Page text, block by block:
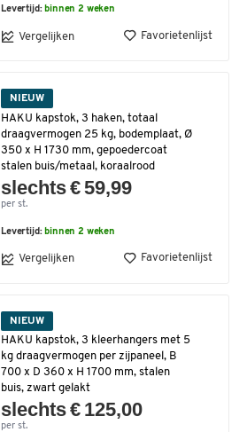
Levertijd: binnen 2 weken
Vergelijken Favorietenlijst
NIEUW
HAKU kapstok, 3 haken, totaal
draagvermogen 25 kg, bodemplaat, Ø
350 x H 1730 mm, gepoedercoat
stalen buis/metaal, koraalrood
slechts € 59,99
per st.
Levertijd: binnen 2 weken
Vergelijken Favorietenlijst
NIEUW
HAKU kapstok, 3 kleerhangers met 5
kg draagvermogen per zijpaneel, B
700 x D 360 x H 1700 mm, stalen
buis, zwart gelakt
slechts € 125,00
per st.